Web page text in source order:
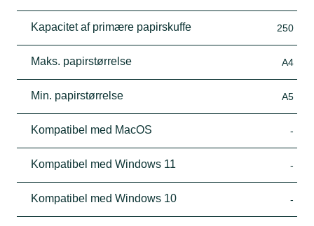
Kapacitet af primære papirskuffe 250
Maks. papirstørrelse A4
Min. papirstørrelse A5
Kompatibel med MacOS -
Kompatibel med Windows 11 -
Kompatibel med Windows 10 -